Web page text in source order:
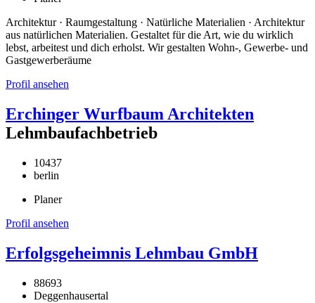
Architektur · Raumgestaltung · Natürliche Materialien · Architektur
aus natürlichen Materialien. Gestaltet für die Art, wie du wirklich
lebst, arbeitest und dich erholst. Wir gestalten Wohn-, Gewerbe- und
Gastgewerberäume
Profil ansehen
Erchinger Wurfbaum Architekten
Lehmbaufachbetrieb
10437
berlin
Planer
Profil ansehen
Erfolgsgeheimnis Lehmbau GmbH
88693
Deggenhausertal